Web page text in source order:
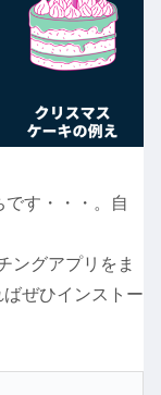
す・・・。自
ングアプリをま
ぜひインストー